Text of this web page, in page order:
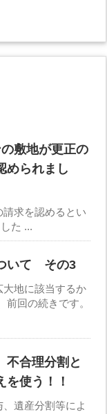
敷地が更正の
められまし
求を認めるとい
た ...
いて その3
地に該当するか
前回の続きです。
不合理分割と
を使う！！
遺産分割等によ